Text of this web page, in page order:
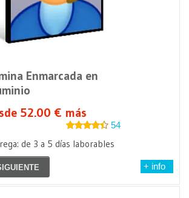
Enmarcada en
52.00 € más
54
de 3 a 5 días laborables
+ info